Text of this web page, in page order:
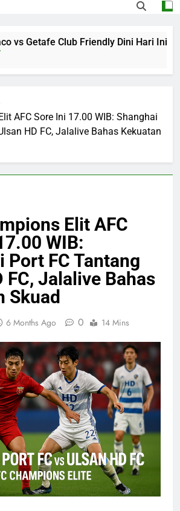
Getafe Club Friendly Dini Hari Ini
AFC Sore Ini 17.00 WIB: Shanghai
HD FC, Jalalive Bahas Kekuatan
Elit AFC
WIB:
Port FC Tantang
FC, Jalalive Bahas
Skuad
6 Months Ago 0 14 Mins